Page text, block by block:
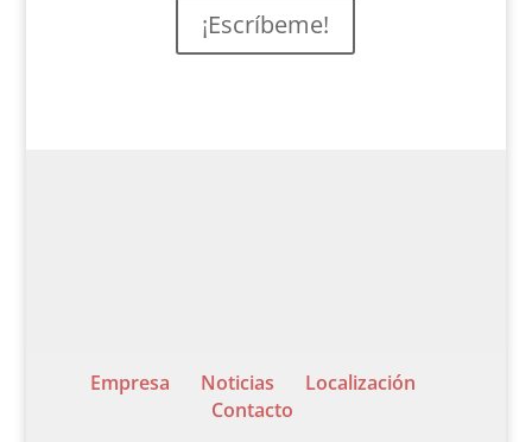
¡Escríbeme!
Empresa Noticias
Localización
Contacto